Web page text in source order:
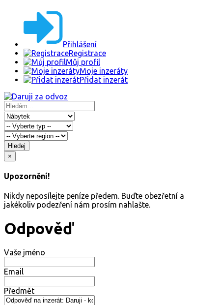
Přihlášení
Registrace
Můj profil
Moje inzeráty
Přidat inzerát
Hledej
×
Upozornění!
Nikdy neposílejte peníze předem. Buďte obezřetní a
jakékoliv podezření nám prosím nahlašte.
Odpověď
Vaše jméno
Email
Předmět